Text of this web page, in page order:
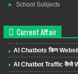
School Subjects
Current Affair
AI Chatbots किन
AI Chatbot Traffic कैसे